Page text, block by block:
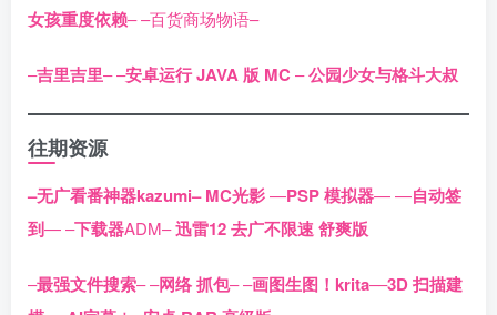
女孩重度依赖––百货商场物语–
–吉里吉里––安卓运行 JAVA 版 MC–公园少女与格斗大叔
往期资源
–无广看番神器kazumi– MC光影—PSP 模拟器——自动签
到—–下载器ADM–迅雷12 去广不限速 舒爽版
–最强文件搜索––网络 抓包––画图生图！krita––3D 扫描建